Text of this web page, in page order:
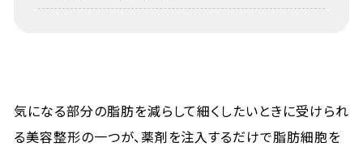
気になる部分の脂肪を減らして細くしたいときに受けられ
る美容整形の一つが、薬剤を注入するだけで脂肪細胞を